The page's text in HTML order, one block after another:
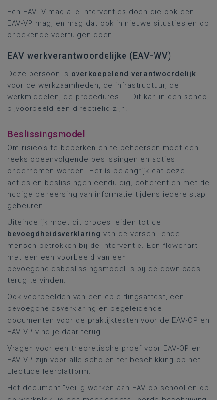
Een EAV-IV mag alle interventies doen die ook een
EAV-VP mag, en mag dat ook in nieuwe situaties en op
onbekende voertuigen doen.
EAV werkverantwoordelijke (EAV-WV)
Deze persoon is overkoepelend verantwoordelijk
voor de werkzaamheden, de infrastructuur, de
werkmiddelen, de procedures ... Dit kan in een school
bijvoorbeeld een directielid zijn.
Beslissingsmodel
Om risico’s te beperken en te beheersen moet een
reeks opeenvolgende beslissingen en acties
ondernomen worden. Het is belangrijk dat deze
acties en beslissingen eenduidig, coherent en met de
nodige beheersing van informatie tijdens iedere stap
gebeuren.
Uiteindelijk moet dit proces leiden tot de
bevoegdheidsverklaring van de verschillende
mensen betrokken bij de interventie. Een flowchart
met een een voorbeeld van een
bevoegdheidsbeslissingsmodel is bij de downloads
terug te vinden.
Ook voorbeelden van een opleidingsattest, een
bevoegdheidsverklaring en begeleidende
documenten voor de praktijktesten voor de EAV-OP en
EAV-VP vind je daar terug.
Vragen voor een theoretische proef voor EAV-OP en
EAV-VP zijn voor alle scholen ter beschikking op het
Electude leerplatform.
Het document "veilig werken aan EAV op school en op